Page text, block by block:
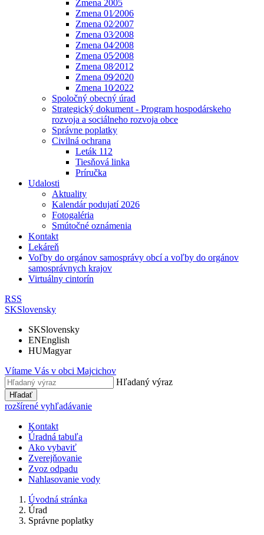
Zmena 2005
Zmena 01⁄2006
Zmena 02⁄2007
Zmena 03⁄2008
Zmena 04⁄2008
Zmena 05⁄2008
Zmena 08⁄2012
Zmena 09⁄2020
Zmena 10⁄2022
Spoločný obecný úrad
Strategický dokument - Program hospodárskeho
rozvoja a sociálneho rozvoja obce
Správne poplatky
Civilná ochrana
Leták 112
Tiesňová linka
Príručka
Udalosti
Aktuality
Kalendár podujatí 2026
Fotogaléria
Smútočné oznámenia
Kontakt
Lekáreň
Voľby do orgánov samosprávy obcí a voľby do orgánov
samosprávnych krajov
Virtuálny cintorín
RSS
SKSlovensky
SKSlovensky
ENEnglish
HUMagyar
Vítame Vás v obci Majcichov
Hľadaný výraz
Hľadať
rozšírené vyhľadávanie
Kontakt
Úradná tabuľa
Ako vybaviť
Zverejňovanie
Zvoz odpadu
Nahlasovanie vody
Úvodná stránka
Úrad
Správne poplatky